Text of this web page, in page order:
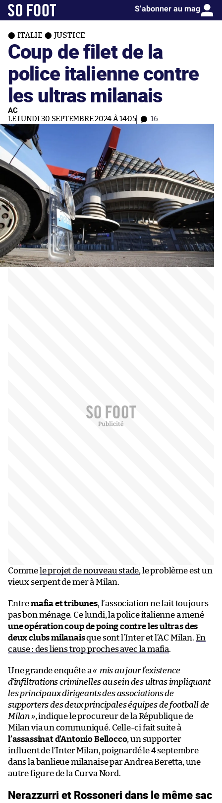
S’abonner au mag
ITALIE JUSTICE
Coup de filet de la
police italienne contre
les ultras milanais
AC
LE LUNDI 30 SEPTEMBRE 2024 À 14:05 16
Comme le projet de nouveau stade, le problème est un
vieux serpent de mer à Milan.
Entremafia et tribunes, l’association ne fait toujours
pas bon ménage. Ce lundi, la police italienne a mené
une opération coup de poing contre les ultras des
deux clubs milanaisque sont l’Inter et l’AC Milan. En
cause : des liens trop proches avec la mafia.
Une grande enquête a« mis au jourl’existence
d’infiltrations criminelles au sein des ultras impliquant
les principaux dirigeants des associations de
supporters des deux principales équipes de football de
Milan », indique le procureur de la République de
Milan via un communiqué. Celle-ci fait suite à
l’assassinat d’Antonio Bellocco, un supporter
influent de l’Inter Milan, poignardé le 4 septembre
dans la banlieue milanaise par Andrea Beretta, une
autre figure de la Curva Nord.
Nerazzurri et Rossoneri dans le même sac